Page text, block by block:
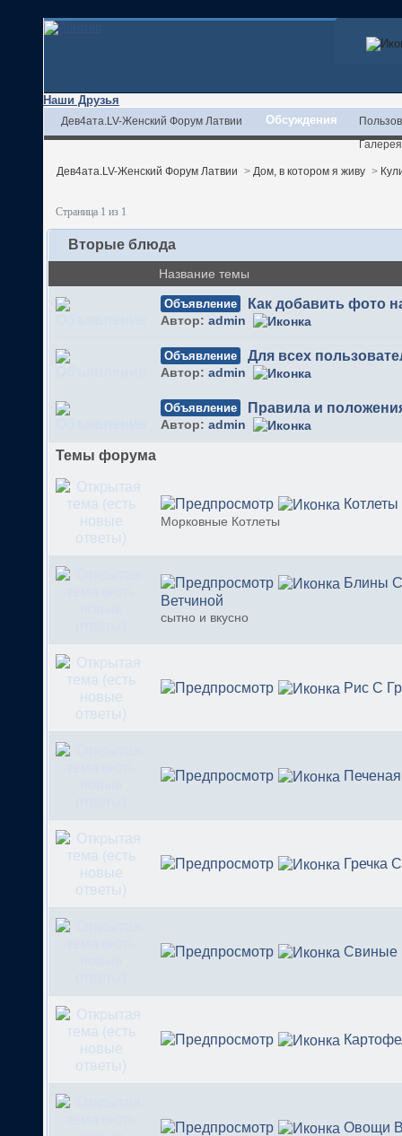
Наши Друзья
Дев4ата.LV-Женский Форум Латвии Обсуждения
Галерея
Дев4ата.LV-Женский Форум Латвии > Дом, в котором я живу >
Страница 1 из 1
Вторые блюда
Название темы
Объявление Как добавить фото
Автор: admin
Объявление Для всех
Автор: admin
Объявление Правила и
Автор: admin
Темы форума
Морковные Котлеты
Блины
Ветчиной
сытно и вкусно
Рис С
Гречка
Свиные
Овощи